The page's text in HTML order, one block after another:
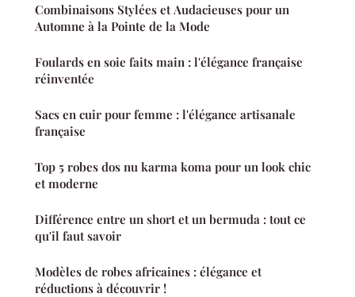
Combinaisons Stylées et Audacieuses pour un
Automne à la Pointe de la Mode
Foulards en soie faits main : l'élégance française
réinventée
Sacs en cuir pour femme : l'élégance artisanale
française
Top 5 robes dos nu karma koma pour un look chic
et moderne
Différence entre un short et un bermuda : tout ce
qu'il faut savoir
Modèles de robes africaines : élégance et
réductions à découvrir !